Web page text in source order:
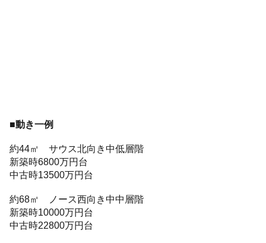
■動き一例
約44㎡ サウス北向き中低層階
新築時6800万円台
中古時13500万円台
約68㎡ ノース西向き中中層階
新築時10000万円台
中古時22800万円台